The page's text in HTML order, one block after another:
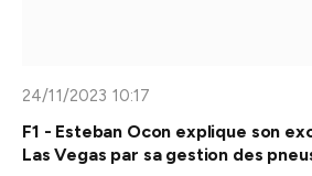
24/11/2023 10:17
F1 - Esteban Ocon explique son
Las Vegas par sa gestion des